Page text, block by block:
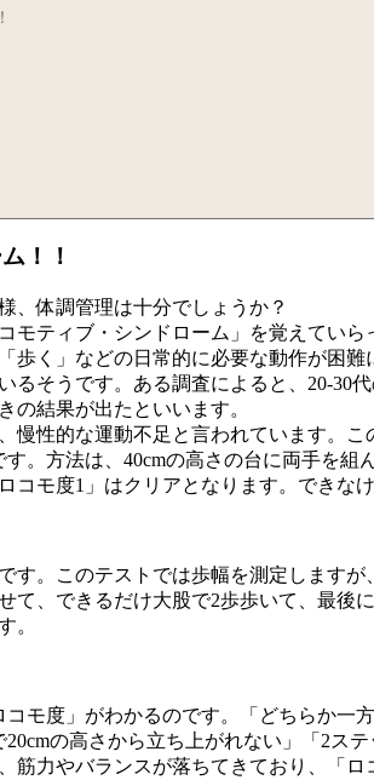
！！
、体調管理は十分でしょうか？
モティブ・シンドローム」を覚えてい
歩く」などの日常的に必要な動作が困難
るそうです。ある調査によると、20-30
の結果が出たといいます。
慢性的な運動不足と言われています。
。方法は、40cmの高さの台に両手を
コモ度1」はクリアとなります。できな
す。このテストでは歩幅を測定します
て、できるだけ大股で2歩歩いて、最後
。
モ度」がわかるのです。「どちらか一
20cmの高さから立ち上がれない」「2
筋力やバランスが落ちてきており、「